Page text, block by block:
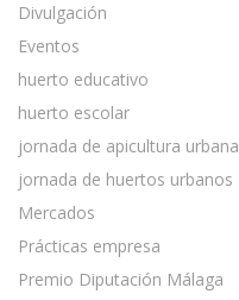
Divulgación
Eventos
huerto educativo
huerto escolar
jornada de apicultura urbana
jornada de huertos urbanos
Mercados
Prácticas empresa
Premio Diputación Málaga